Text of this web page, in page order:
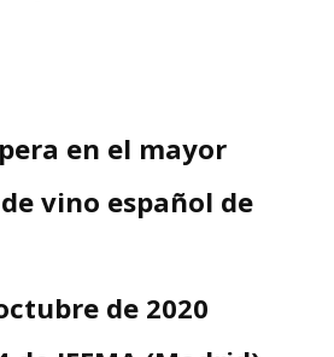
en el mayor
vino español de
de 2020